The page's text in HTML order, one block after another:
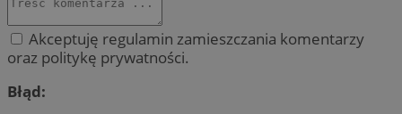
Akceptuję regulamin zamieszczania komentarzy
oraz politykę prywatności.
Błąd: